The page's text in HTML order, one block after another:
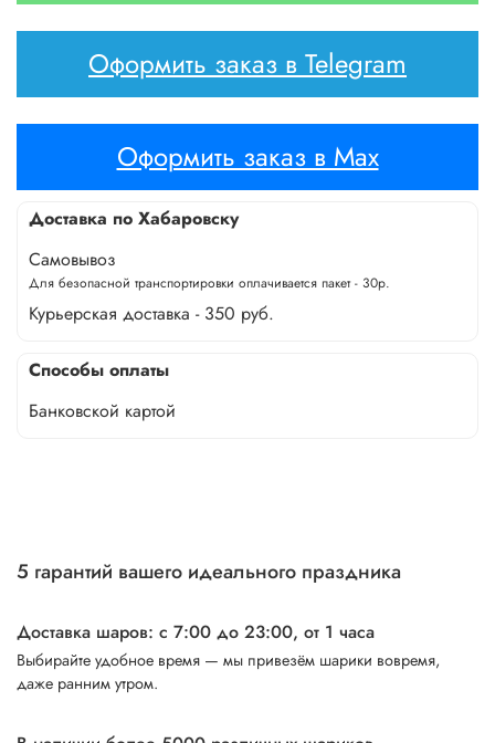
Оформить заказ в Telegram
Оформить заказ в Max
Доставка по Хабаровску
Самовывоз
Для безопасной транспортировки оплачивается пакет - 30р.
Курьерская доставка - 350 руб.
Способы оплаты
Банковской картой
5 гарантий вашего идеального праздника
Доставка шаров: с 7:00 до 23:00, от 1 часа
Выбирайте удобное время — мы привезём шарики вовремя,
даже ранним утром.